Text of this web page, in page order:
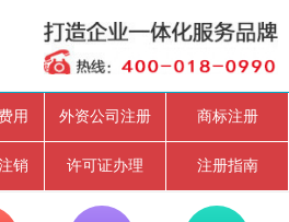
用 外资公司注册 商标注册
销 许可证办理 注册指南